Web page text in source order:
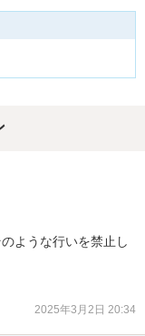
ような行いを禁止し
2025年3月2日 20:34